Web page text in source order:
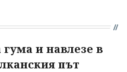
и навлезе в
път